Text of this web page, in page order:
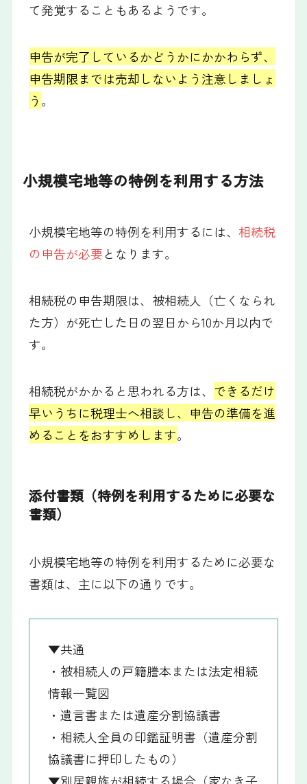
て発覚することもあるようです。
申告が完了しているかどうかにかかわらず、
申告期限までは売却しないよう注意しましょ
う 。
小規模宅地等の特例を利用する方法
小規模宅地等の特例を利用するには、相続税
の申告が必要となります。
相続税の申告期限は、被相続人（亡くなられ
た方）が死亡した日の翌日から10か月以内で
す。
相続税がかかると思われる方は、 できるだけ
早いうちに税理士へ相談し、申告の準備を進
めることをおすすめします。
添付書類（特例を利用するために必要な
書類）
小規模宅地等の特例を利用するために必要な
書類は、主に以下の通りです。
▼共通
・被相続人の戸籍謄本または法定相続
情報一覧図
・遺言書または遺産分割協議書
・相続人全員の印鑑証明書（遺産分割
協議書に押印したもの）